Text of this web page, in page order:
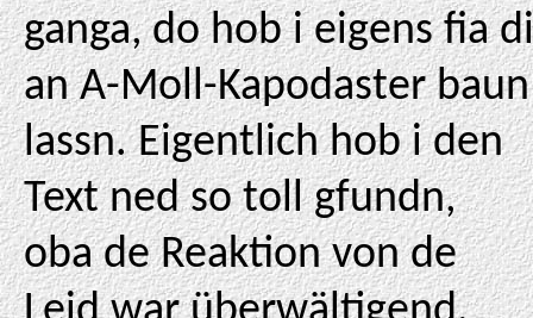
ganga, do hob i eigens fia di
an A-Moll-Kapodaster baun
lassn. Eigentlich hob i den
Text ned so toll gfundn,
oba de Reaktion von de